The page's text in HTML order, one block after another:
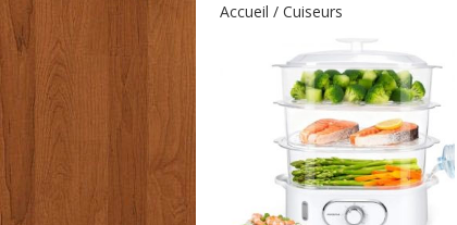
Accueil / Cuiseurs